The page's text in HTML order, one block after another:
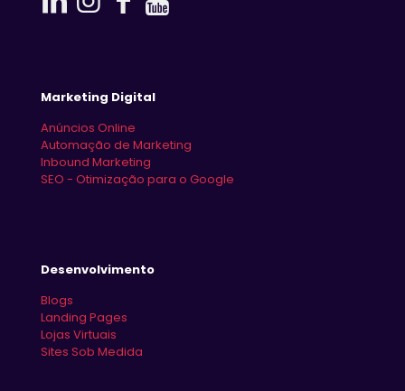
Marketing Digital
Anúncios Online
Automação de Marketing
Inbound Marketing
SEO - Otimização para o Google
Desenvolvimento
Blogs
Landing Pages
Lojas Virtuais
Sites Sob Medida